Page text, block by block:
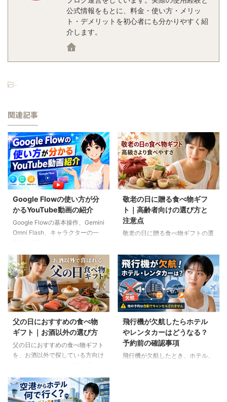
公式情報をもとに、料金・使い方・メリッ
ト・デメリットを初心者にも分かりやすく紹
介します。
-
関連記事
Google Flowの使い方が分
かるYouTube動画の紹介
Google Flowの基本操作、Gemini
Omni Flash、キャラクターの一
研究室の長編動画18本を、目的別
に分かりやすく紹介します。
敬老の日に贈る食べ物ギフ
ト｜高齢者向けの選び方と
注意点
敬老の日に贈る食べ物ギフトの選
力や好み、食事制限、保存方法に
配慮しながら、和菓子、スープ、
ご飯のお供、やわらか食などの候
補をわかりやすく解説します。
父の日におすすめの食べ物
ギフト｜お酒以外の選び方
父の日におすすめの食べ物ギフト
を、お酒以外で探している方向け
など、父の好みに合わせた選び方
と注意点を解説します。
飛行機が欠航したらホテル
やレンタカーはどうなる？
予約前の確認事項
飛行機が欠航したとき、ホテル、